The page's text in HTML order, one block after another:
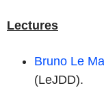
Lectures
Bruno Le
(LeJDD).